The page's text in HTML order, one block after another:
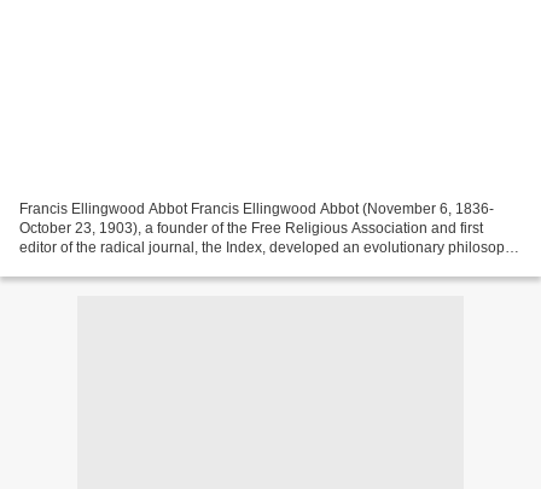
Francis Ellingwood Abbot Francis Ellingwood Abbot (November 6, 1836-
October 23, 1903), a founder of the Free Religious Association and first
editor of the radical journal, the Index, developed an evolutionary philosophy